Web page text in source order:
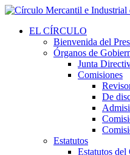
EL CÍRCULO
Bienvenida del
Órganos de
Junta
Comisiones
De
Estatutos
Estatutos